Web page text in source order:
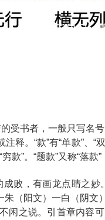
受书者，一般只写
“款”有“单款”、“
款”。“题款”又称“落
败，有画龙点睛之
（阳文）一白（阴
之说。引首章内容